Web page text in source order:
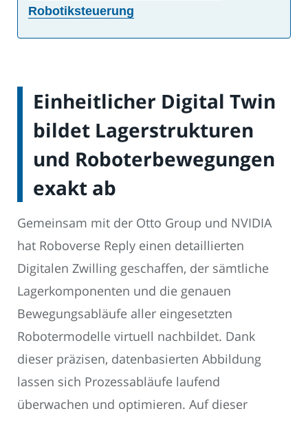
Robotiksteuerung
Einheitlicher Digital Twin
bildet Lagerstrukturen
und Roboterbewegungen
exakt ab
Gemeinsam mit der Otto Group und NVIDIA
hat Roboverse Reply einen detaillierten
Digitalen Zwilling geschaffen, der sämtliche
Lagerkomponenten und die genauen
Bewegungsabläufe aller eingesetzten
Robotermodelle virtuell nachbildet. Dank
dieser präzisen, datenbasierten Abbildung
lassen sich Prozessabläufe laufend
überwachen und optimieren. Auf dieser